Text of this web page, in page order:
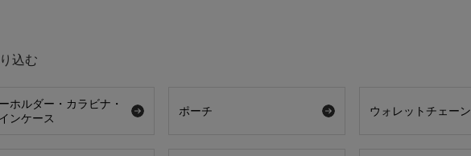
込む
ホルダー・カラビナ・
ンケース
ポーチ ウォレットチェーン